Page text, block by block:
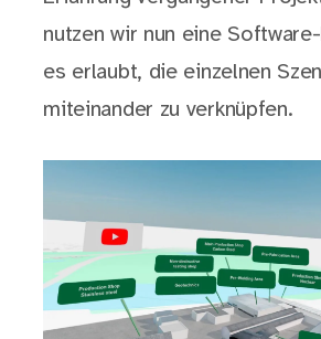
nutzen wir nun eine
es erlaubt, die einzelnen
miteinander zu verknüpfen.